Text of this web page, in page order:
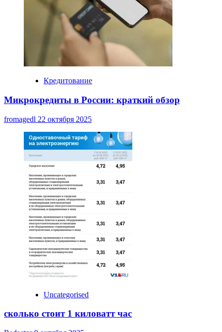
Кредитование
Микрокредиты в России: краткий обзор
fromagedl 22 октября 2025
Uncategorised
сколько стоит 1 киловатт час